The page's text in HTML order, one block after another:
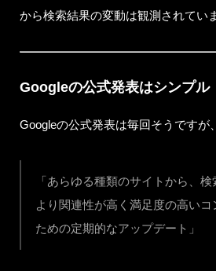
から検索結果の変動は観測されてい
Googleの公式発表はシンプル
Googleの公式発表は毎回そうですが
「あらゆる種類のサイトから、
より関連性が高く満足度の高い
ための定期的なアップデート」